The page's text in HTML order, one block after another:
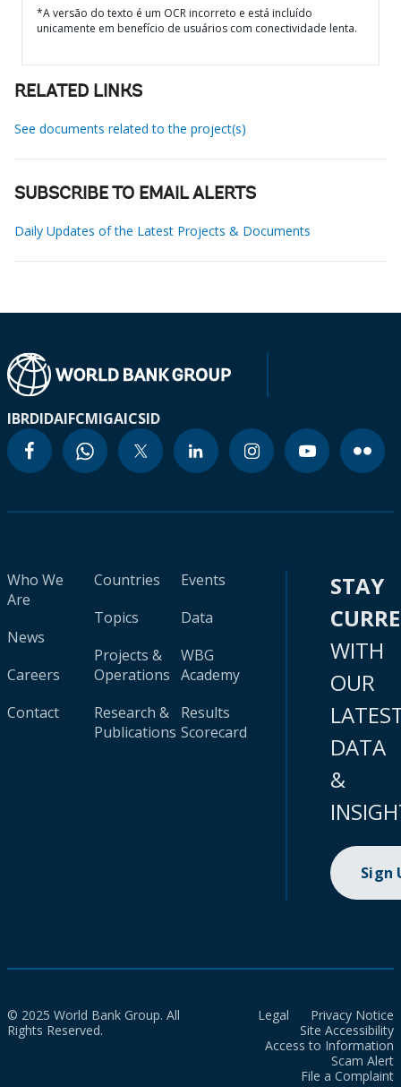
*A versão do texto é um OCR incorreto e está incluído
unicamente em benefício de usuários com conectividade lenta.
RELATED LINKS
See documents related to the project(s)
SUBSCRIBE TO EMAIL ALERTS
Daily Updates of the Latest Projects & Documents
IBRDIDAIFCMIGAICSID
Who We
Are
News
Careers
Contact
Countries
Topics
Projects &
Operations
Research &
Publications
Events
Data
WBG
Academy
Results
Scorecard
STAY
WITH
OUR
DATA
&
Sign
© 2025 World Bank Group. All
Rights Reserved.
Legal
Privacy Notice
Site Accessibility
Access to Information
Scam Alert
File a Complaint